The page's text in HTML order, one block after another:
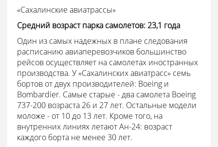
«Сахалинские авиатрассы»
Средний возраст парка самолетов: 23,1 года
Один из самых надежных в плане следования
расписанию авиаперевозчиков большинство
рейсов осуществляет на самолетах иностранных
производства. У «Сахалинских авиатрасс» семь
бортов от двух производителей: Boeing и
Bombardier. Самые старые - два самолета Boeing
737-200 возраста 26 и 27 лет. Остальные модели
моложе - от 10 до 13 лет. Кроме того, на
внутренних линиях летают Ан-24: возраст
каждого борта не менее 30 лет.